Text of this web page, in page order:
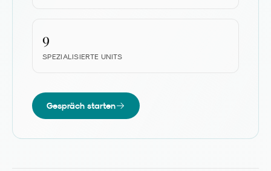
9
SPEZIALISIERTE UNITS
Gespräch starten